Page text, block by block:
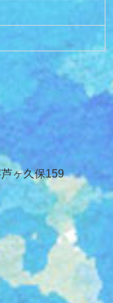
ヶ久保159